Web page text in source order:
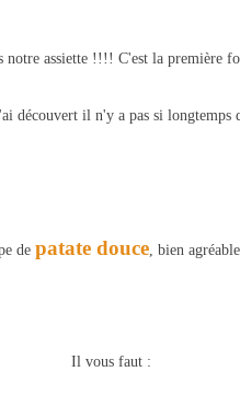
notre assiette !!!! C'est la première
découvert il n'y a pas si longtemps
de patate douce, bien
Il vous faut :